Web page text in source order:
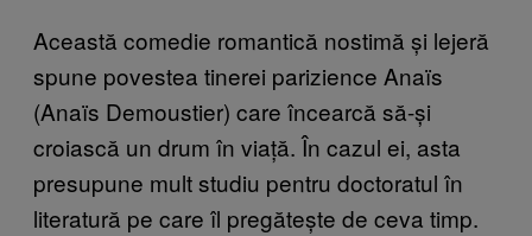
Această comedie romantică nostimă și lejeră
spune povestea tinerei parizience Anaïs
(Anaïs Demoustier) care încearcă să-și
croiască un drum în viață. În cazul ei, asta
presupune mult studiu pentru doctoratul în
literatură pe care îl pregătește de ceva timp.